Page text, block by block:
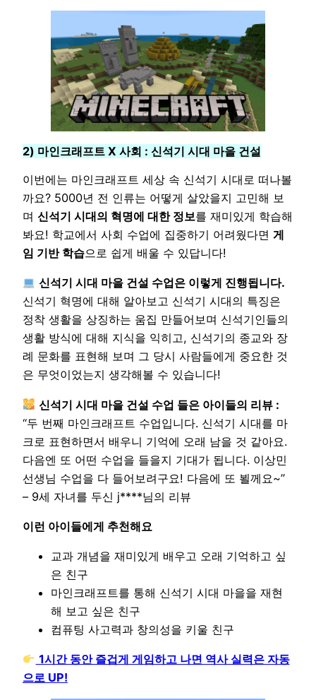
2) 마인크래프트 X 사회 : 신석기 시대 마을 건설
이번에는 마인크래프트 세상 속 신석기 시대로 떠나볼
까요? 5000년 전 인류는 어떻게 살았을지 고민해 보
며 신석기 시대의 혁명에 대한 정보를 재미있게 학습해
봐요! 학교에서 사회 수업에 집중하기 어려웠다면 게
임 기반 학습으로 쉽게 배울 수 있답니다!
신석기 시대 마을 건설 수업은 이렇게 진행됩니다.
신석기 혁명에 대해 알아보고 신석기 시대의 특징은
정착 생활을 상징하는 움집 만들어보며 신석기인들의
생활 방식에 대해 지식을 익히고, 신석기의 종교와 장
례 문화를 표현해 보며 그 당시 사람들에게 중요한 것
은 무엇이었는지 생각해볼 수 있습니다!
신석기 시대 마을 건설 수업 들은 아이들의 리뷰 :
“두 번째 마인크래프트 수업입니다. 신석기 시대를 마
크로 표현하면서 배우니 기억에 오래 남을 것 같아요.
다음엔 또 어떤 수업을 들을지 기대가 됩니다. 이상민
선생님 수업을 다 들어보려구요! 다음에 또 뵐께요~”
– 9세 자녀를 두신 j****님의 리뷰
이런 아이들에게 추천해요
교과 개념을 재미있게 배우고 오래 기억하고 싶
은 친구
마인크래프트를 통해 신석기 시대 마을을 재현
해 보고 싶은 친구
컴퓨팅 사고력과 창의성을 키울 친구
1시간 동안 즐겁게 게임하고 나면 역사 실력은 자동
으로 UP!